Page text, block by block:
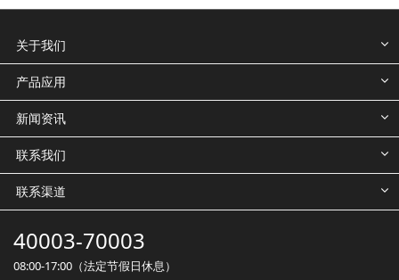
关于我们
产品应用
新闻资讯
联系我们
联系渠道
40003-70003
08:00-17:00（法定节假日休息）